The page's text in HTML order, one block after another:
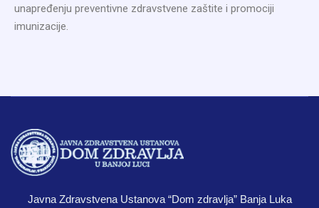
unapređenju preventivne zdravstvene zaštite i promociji
imunizacije.
Javna Zdravstvena Ustanova “Dom zdravlja” Banja Luka